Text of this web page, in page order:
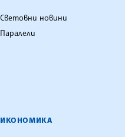
Световни новини
Паралели
ИКОНОМИКА